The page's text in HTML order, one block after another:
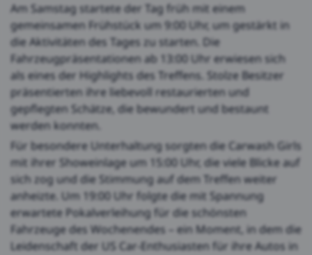
Am Samstag startete der Tag früh mit einem
gemeinsamen Frühstück um 9:00 Uhr, um gestärkt in
die Aktivitäten des Tages zu starten. Die
Fahrzeugpräsentationen ab 13:00 Uhr erwiesen sich
als eines der Highlights des Treffens. Stolze Besitzer
präsentierten ihre liebevoll restaurierten und
gepflegten Schätze, die bewundert und bestaunt
werden konnten.
Für besondere Unterhaltung sorgten die Carwash Girls
mit ihrer Showeinlage um 15:00 Uhr, die viele Blicke auf
sich zog und die Stimmung auf dem Treffen weiter
anheizte. Um 19:00 Uhr folgte die mit Spannung
erwartete Pokalverleihung für die schönsten
Fahrzeuge des Wochenendes – ein Moment, in dem die
Leidenschaft der US Car-Enthusiasten für ihre Autos in